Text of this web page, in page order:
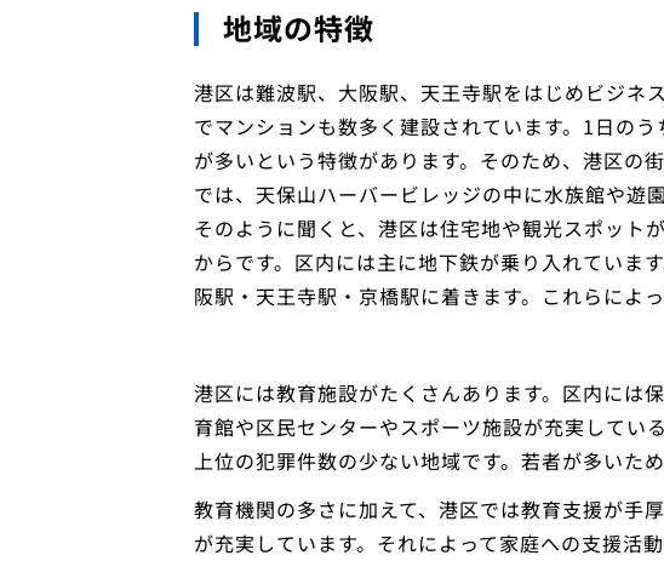
地域の特徴
港区は難波駅、大阪駅、天王寺駅をはじめビジネ
でマンションも数多く建設されています。1日の
が多いという特徴があります。そのため、港区の
では、天保山ハーバービレッジの中に水族館や遊
そのように聞くと、港区は住宅地や観光スポット
からです。区内には主に地下鉄が乗り入れていま
阪駅・天王寺駅・京橋駅に着きます。これらによ
港区には教育施設がたくさんあります。区内には
育館や区民センターやスポーツ施設が充実してい
上位の犯罪件数の少ない地域です。若者が多いた
教育機関の多さに加えて、港区では教育支援が手
が充実しています。それによって家庭への支援活